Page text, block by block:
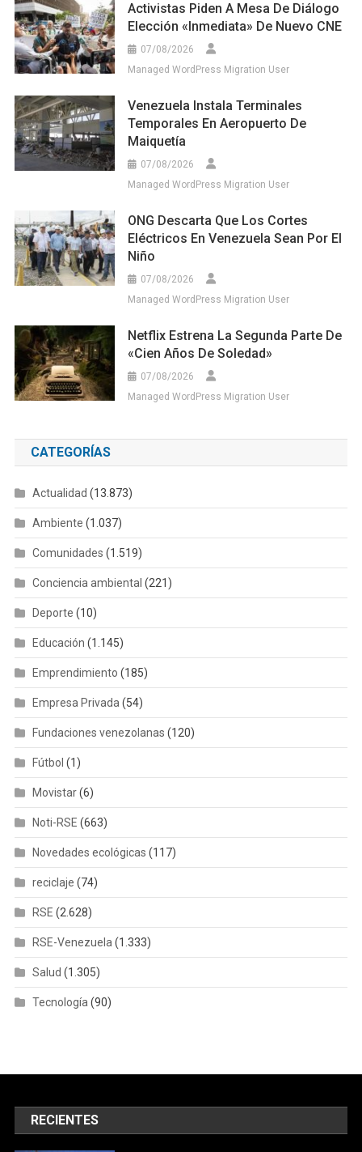
Activistas Piden A Mesa De Diálogo
Elección «inmediata» De Nuevo CNE
07/08/2026
Managed WordPress Migration User
Venezuela Instala Terminales
Temporales En Aeropuerto De
Maiquetía
07/08/2026
Managed WordPress Migration User
ONG Descarta Que Los Cortes
Eléctricos En Venezuela Sean Por El
Niño
07/08/2026
Managed WordPress Migration User
Netflix Estrena La Segunda Parte De
«Cien Años De Soledad»
07/08/2026
Managed WordPress Migration User
CATEGORÍAS
Actualidad (13.873)
Ambiente (1.037)
Comunidades (1.519)
Conciencia ambiental (221)
Deporte (10)
Educación (1.145)
Emprendimiento (185)
Empresa Privada (54)
Fundaciones venezolanas (120)
Fútbol (1)
Movistar(6)
Noti-RSE (663)
Novedades ecológicas (117)
reciclaje (74)
RSE (2.628)
RSE-Venezuela (1.333)
Salud (1.305)
Tecnología (90)
RECIENTES